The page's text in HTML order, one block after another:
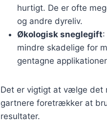
hurtigt. De er ofte
og andre dyreliv.
Økologisk sneglegift
mindre skadelige for
gentagne
Det er vigtigt at vælge det
gartnere foretrækker at
resultater.